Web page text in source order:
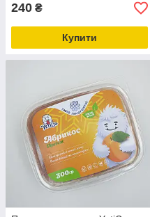
240 ₴
Купити